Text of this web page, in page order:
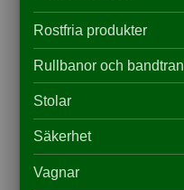
Rostfria produkter
Rullbanor och
Stolar
Säkerhet
Vagnar